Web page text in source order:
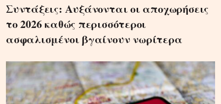
Συντάξεις: Αυξάνονται οι αποχωρήσεις
το 2026 καθώς περισσότεροι
ασφαλισμένοι βγαίνουν νωρίτερα